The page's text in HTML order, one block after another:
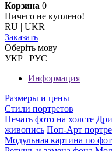
Корзина 0
Ничего не куплено!
RU | UKR
Заказать
Оберiть мову
УКР | РУС
Информация
Размеры и цены
Стили портретов
Печать фото на холсте
живопись Поп-Арт
Модульная картина по